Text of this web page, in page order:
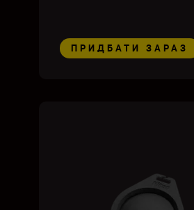
ПРИДБАТИ ЗАРАЗ